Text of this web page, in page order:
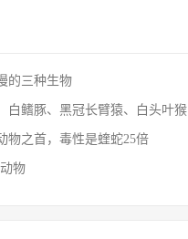
的三种生物
白鳍豚、黑冠长臂猿、白头叶猴
物之首，毒性是蝰蛇25倍
物